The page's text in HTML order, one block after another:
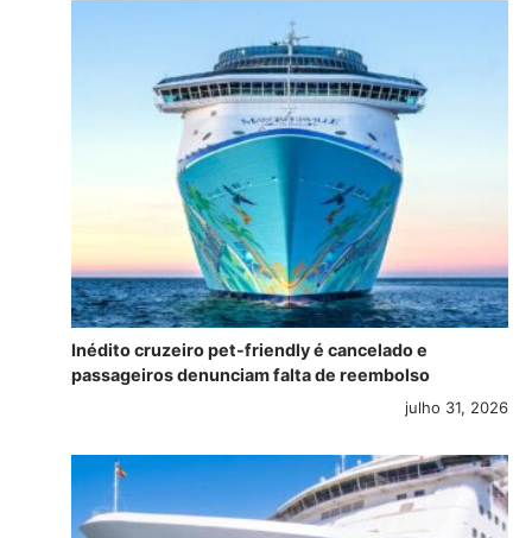
Inédito cruzeiro pet-friendly é cancelado e
passageiros denunciam falta de reembolso
julho 31, 2026